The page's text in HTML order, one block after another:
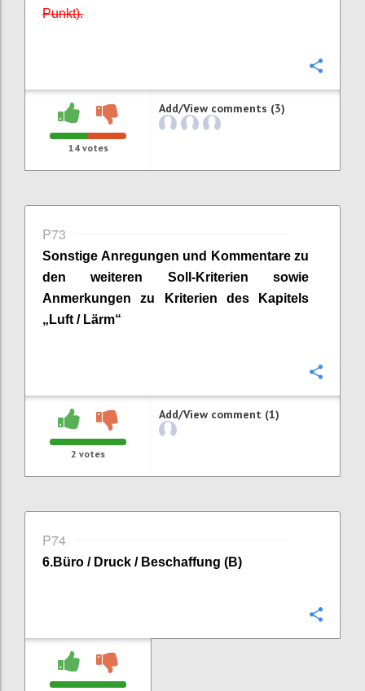
Punkt).
14votes
Add/View comments (3)
P73
Sonstige Anregungen und Kommentare zu
den weiteren Soll-Kriterien sowie
Anmerkungen zu Kriterien des Kapitels
„ Luft / Lärm“
2 votes
Add/View comment (1)
P74
6.Büro / Druck / Beschaffung (B)